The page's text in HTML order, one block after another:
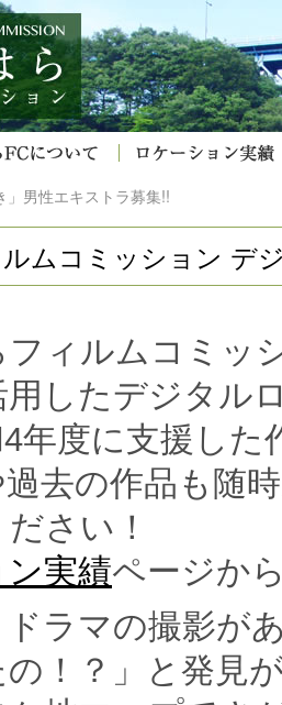
男性エキストラ募集!!
ムコミッション デ
フィルムコミッ
したデジタル
年度に支援し
去の作品も随
さい！
ン実績ページか
ドラマの撮影が
！？」と発見